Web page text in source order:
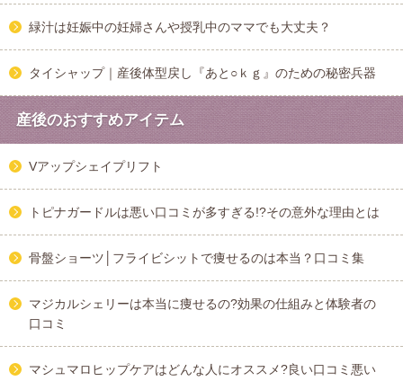
緑汁は妊娠中の妊婦さんや授乳中のママでも大丈夫？
タイシャップ｜産後体型戻し『あと○ｋｇ』のための秘密兵器
産後のおすすめアイテム
Vアップシェイプリフト
トピナガードルは悪い口コミが多すぎる!?その意外な理由とは
骨盤ショーツ│フライビシットで痩せるのは本当？口コミ集
マジカルシェリーは本当に痩せるの?効果の仕組みと体験者の
口コミ
マシュマロヒップケアはどんな人にオススメ?良い口コミ悪い